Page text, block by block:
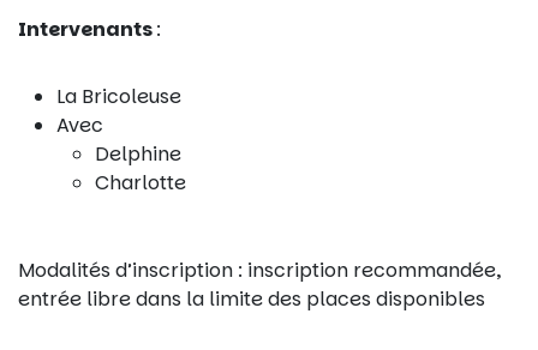
Intervenants:
La Bricoleuse
Avec
Delphine
Charlotte
Modalités d’inscription : inscription recommandée,
entrée libre dans la limite des places disponibles